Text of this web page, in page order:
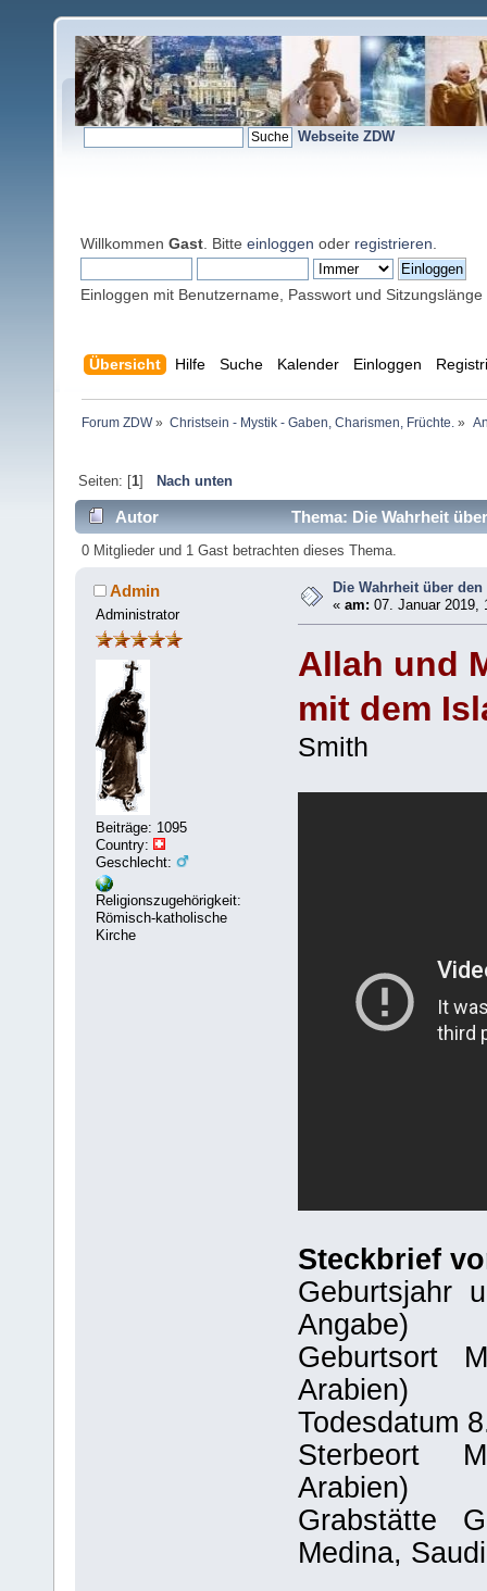
Webseite ZDW
Willkommen Gast . Bitte einloggen oder registrieren
Einloggen mit Benutzername, Passwort und Sitzungslänge
Übersicht Hilfe Suche Kalender Einloggen
Forum ZDW» Christsein - Mystik - Gaben, Charismen, Früchte. »
Seiten: [1] Nach unten
Autor Thema: Die Wahrheit
0 Mitglieder und 1 Gast betrachten dieses Thema.
Admin
Administrator
Beiträge: 1095
Country:
Geschlecht:
Religionszugehörigkeit:
Römisch-katholische
Kirche
Die Wahrheit über
«am: 07. Januar 2019,
Allah und
mit dem
Smith
Steckbrief
Geburtsjahr
Angabe)
Geburtsort
Arabien)
Todesdatum
Sterbeort
Arabien)
Grabstätte
Medina,